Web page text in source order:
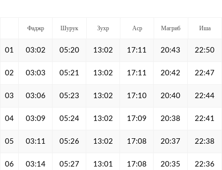
Фаджр Шурук Зухр Аср Магриб Иша
01 03:02 05:20 13:02 17:11 20:43 22:50
02 03:03 05:21 13:02 17:11 20:42 22:47
03 03:06 05:23 13:02 17:10 20:40 22:44
04 03:09 05:24 13:02 17:09 20:38 22:41
05 03:11 05:26 13:02 17:08 20:37 22:38
06 03:14 05:27 13:01 17:08 20:35 22:36